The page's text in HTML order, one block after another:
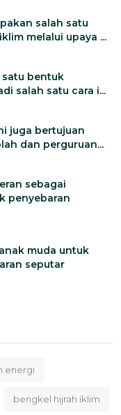
salah satu
melalui upaya ...
satu bentuk
salah satu cara i...
juga bertujuan
dan perguruan...
sebagai
penyebaran
muda untuk
seputar
energi
bengkel hijrah iklim